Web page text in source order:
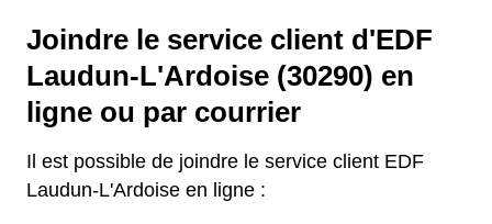
Joindre le service client d'EDF
Laudun-L'Ardoise (30290) en
ligne ou par courrier
Il est possible de joindre le service client EDF
Laudun-L'Ardoise en ligne :